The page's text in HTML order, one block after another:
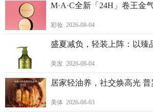
M·A·C全新「24H」卷王金
彩妆 2026-08-04
盛夏减负，轻装上阵：以臻
美发 2026-08-04
居家轻油养，社交焕高光
美体 2026-08-03